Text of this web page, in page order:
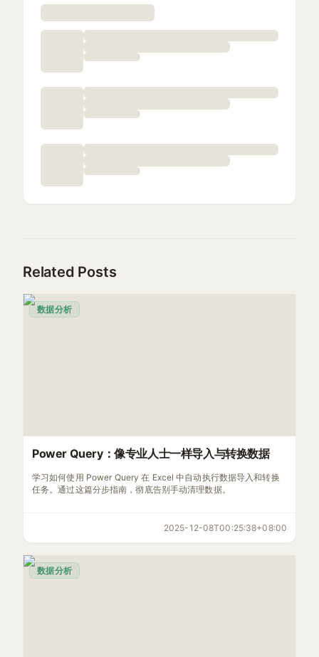
Related Posts
数据分析
Power Query：像专业人士一样导入与转换数据
学习如何使用 Power Query 在 Excel 中自动执行数据导入和转换
任务。通过这篇分步指南，彻底告别手动清理数据。
2025-12-08T00:25:38+08:00
数据分析